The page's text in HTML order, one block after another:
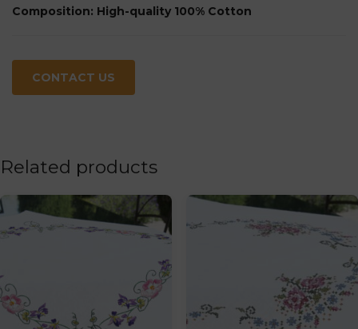
Composition: High-quality 100% Cotton
CONTACT US
Related products